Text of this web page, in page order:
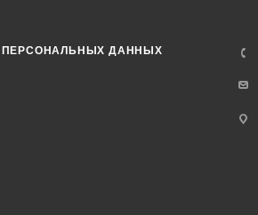
ПЕРСОНАЛЬНЫХ ДАННЫХ